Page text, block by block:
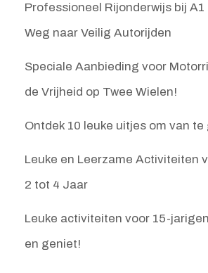
Professioneel Rijonderwijs bij A1
Weg naar Veilig Autorijden
Speciale Aanbieding voor
de Vrijheid op Twee Wielen!
Ontdek 10 leuke uitjes om van
Leuke en Leerzame Activiteiten
2 tot 4 Jaar
Leuke activiteiten voor 15-
en geniet!